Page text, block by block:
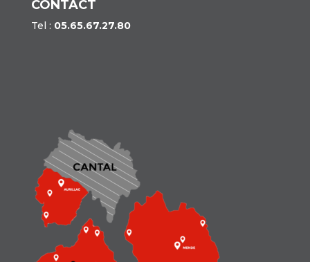
CONTACT
Tel : 05.65.67.27.80